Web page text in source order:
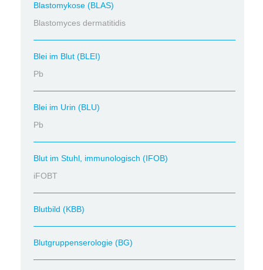
Blastomykose (BLAS)
Blastomyces dermatitidis
Blei im Blut (BLEI)
Pb
Blei im Urin (BLU)
Pb
Blut im Stuhl, immunologisch (IFOB)
iFOBT
Blutbild (KBB)
Blutgruppenserologie (BG)